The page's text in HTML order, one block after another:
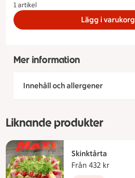
1 artikel
Lägg i varukorg
Mer information
Innehåll och allergener
Liknande produkter
Skinktårta
Från 432 kr